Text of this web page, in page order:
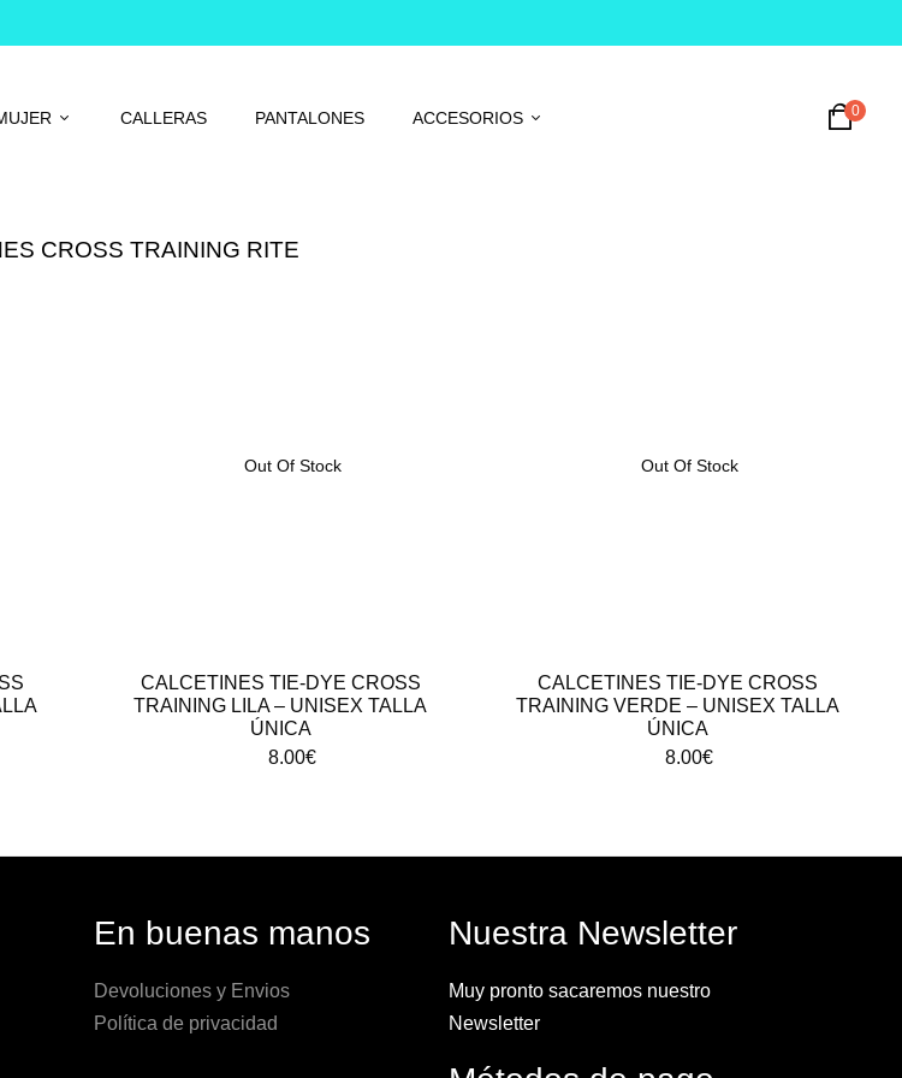
CALLERAS PANTALONES ACCESORIOS 0
CROSS TRAINING RITE
Out Of Stock
CALCETINES TIE-DYE CROSS
TRAINING LILA – UNISEX TALLA
ÚNICA
8.00€
Out Of Stock
CALCETINES TIE-DYE CROSS
TRAINING VERDE – UNISEX TALLA
ÚNICA
8.00€
En buenas manos
Devoluciones y Envios
Política de privacidad
Nuestra Newsletter
Muy pronto sacaremos nuestro
Newsletter